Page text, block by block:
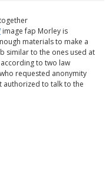
image fap Morley is
materials to make a
similar to the ones used at
to two law
requested anonymity
authorized to talk to the